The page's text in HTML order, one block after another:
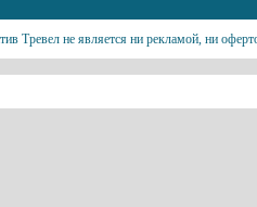
Тревел не является ни рекламой, ни